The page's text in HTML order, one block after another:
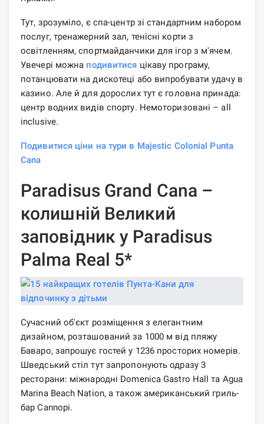
Тут, зрозуміло, є спа-центр зі стандартним набором
послуг, тренажерний зал, тенісні корти з
освітленням, спортмайданчики для ігор з м'ячем.
Увечері можна подивитися цікаву програму,
потанцювати на дискотеці або випробувати удачу в
казино. Але й для дорослих тут є головна принада:
центр водних видів спорту. Немоторизовані – all
inclusive.
Подивитися ціни на тури в Majestic Colonial Punta
Cana
Paradisus Grand Cana –
колишній Великий
заповідник у Paradisus
Palma Real 5*
Сучасний об'єкт розміщення з елегантним
дизайном, розташований за 1000 м від пляжу
Баваро, запрошує гостей у 1236 просторих номерів.
Шведський стіл тут запропонують одразу 3
ресторани: міжнародні Domenica Gastro Hall та Agua
Marina Beach Nation, а також американський гриль-
бар Cannopi.